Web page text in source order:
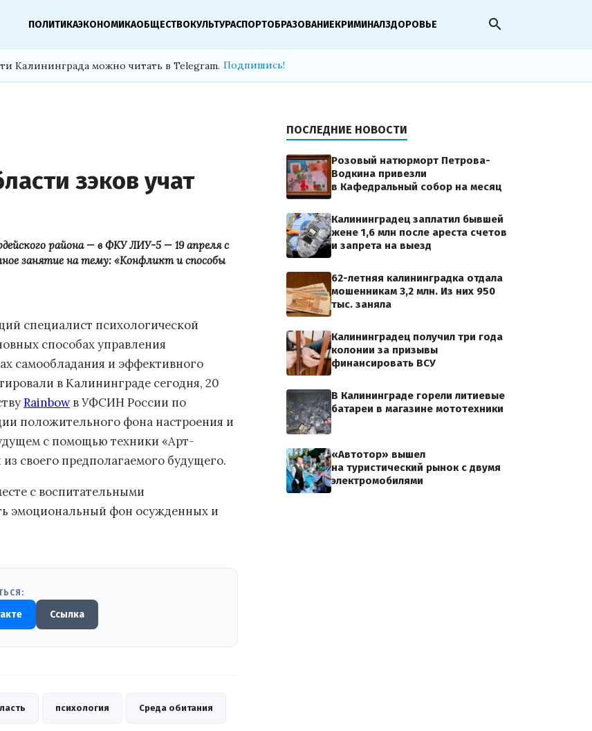
ПОЛИТИКАЭКОНОМИКАОБЩЕСТВОКУЛЬТУРАСПОРТОБРАЗОВАНИЕКРИМИНАЛЗДОРОВЬЕ search
Калининграда можно читать в Telegram. Подпишись!
зэков учат
района — в ФКУ ЛИУ-5 — 19 апреля с
занятие на тему: «Конфликт и способы
novosti/В%20тело.jpg
специалист психологической
способах управления
самообладания и эффективного
в Калининграде сегодня, 20
Rainbowв УФСИН России по
положительного фона настроения и
с помощью техники «Арт-
своего предполагаемого будущего.
с воспитательными
эмоциональный фон осужденных и
Ссылка
психология Среда обитания
ПОСЛЕДНИЕ НОВОСТИ
Розовый натюрморт Петрова-
Водкина привезли
в Кафедральный собор на месяц
Калининградец заплатил бывшей
жене 1,6 млн после ареста счетов
и запрета на выезд
62-летняя калининградка отдала
мошенникам 3,2 млн. Из них 950
тыс. заняла
Калининградец получил три года
колонии за призывы
финансировать ВСУ
В Калининграде горели литиевые
батареи в магазине мототехники
«Автотор» вышел
на туристический рынок с двумя
электромобилями